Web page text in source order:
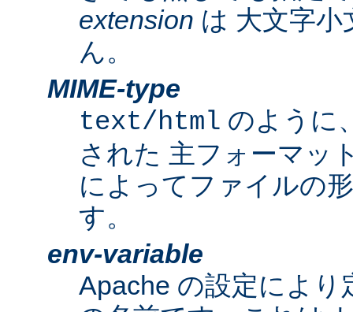
extension は 大文字
ん。
MIME-type
text/html のように
された 主フォーマッ
によってファイルの
す。
env-variable
Apache の設定によ